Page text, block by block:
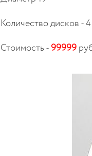
Количество дисков - 4
Стоимость - 99999